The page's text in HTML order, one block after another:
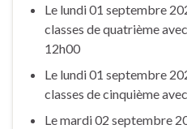
Le lundi 01 septembre
classes de quatrième
12h00
Le lundi 01 septembre
classes de cinquième
Le mardi 02 septembre